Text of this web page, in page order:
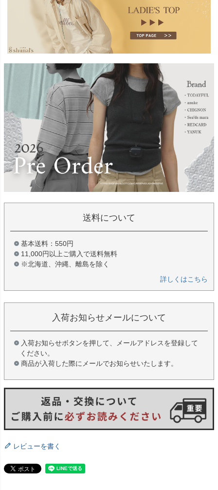
送料について
基本送料：550円
11,000円以上ご購入で送料無料
※北海道、沖縄、離島を除く
詳しくはこちら
入荷お知らせメールについて
入荷お知らせボタンを押して、メールアドレスを登録して
ください。
商品が入荷した際にメールでお知らせいたします。
レビューを書く